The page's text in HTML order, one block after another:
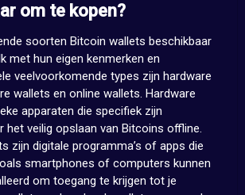
om te kopen?
soorten Bitcoin wallets beschikbaar
met hun eigen kenmerken en
veelvoorkomende types zijn hardware
wallets en online wallets. Hardware
apparaten die specifiek zijn
het veilig opslaan van Bitcoins offline.
zijn digitale programma’s of apps die
smartphones of computers kunnen
om toegang te krijgen tot je